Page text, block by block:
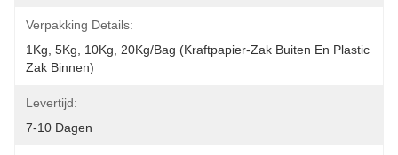
Verpakking Details:
1Kg, 5Kg, 10Kg, 20Kg/Bag (Kraftpapier-Zak Buiten En Plastic
Zak Binnen)
Levertijd:
7-10 Dagen